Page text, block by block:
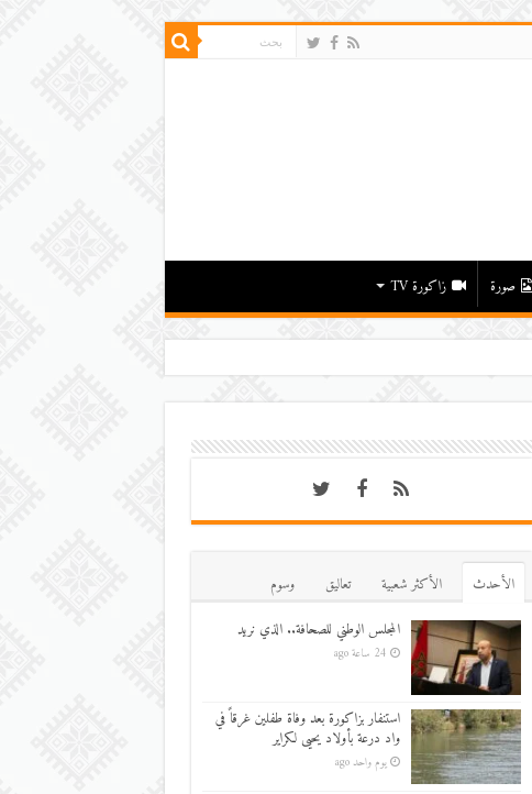
صورة زاكورة TV
اﻷحدث اﻷكثر شعبية تعاليق
وسوم
المجلس الوطني للصحافة.. الذي نريد
24 ساعة ago
استنفار بزاكورة بعد وفاة طفلين غرقاً في
واد درعة بأولاد يحيى لكراير
يوم واحد ago